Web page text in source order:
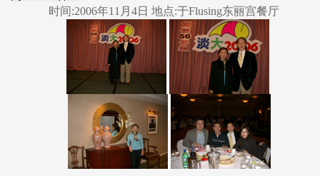
时间:2006年11月4日 地点:于Flusing东丽宫餐厅